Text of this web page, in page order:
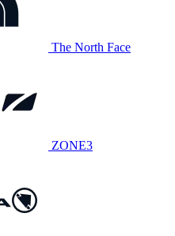
The North Face
ZONE3